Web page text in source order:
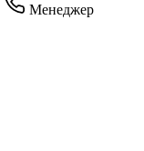
Менеджер